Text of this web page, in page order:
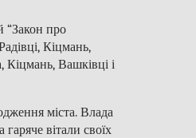
“Закон про
Кіцмань,
Кіцмань, Вашківці і
міста. Влада
вітали своїх